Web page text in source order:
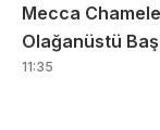
Mecca
Olağanüstü
11:35